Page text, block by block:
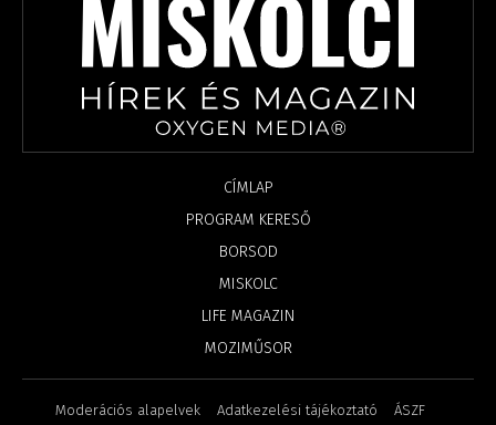
CÍMLAP
PROGRAM KERESŐ
BORSOD
MISKOLC
LIFE MAGAZIN
MOZIMŰSOR
Moderációs alapelvek Adatkezelési tájékoztató ÁSZF